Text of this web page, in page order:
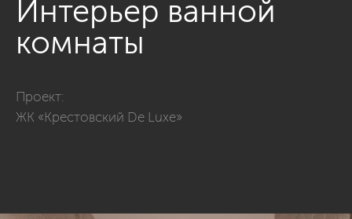
Интерьер ванной
комнаты
Проект:
ЖК «Крестовский De Luxe»